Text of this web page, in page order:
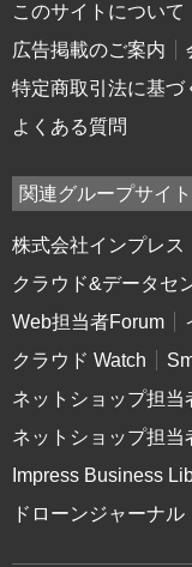
このサイトについて
広告掲載のご案内
特定商取引法に基づ
よくある質問
関連グループサイト
株式会社インプレス
クラウド&データセ
Web担当者Forum
クラウド Watch
ネットショップ担当
ネットショップ担
Impress Business
ドローンジャーナル